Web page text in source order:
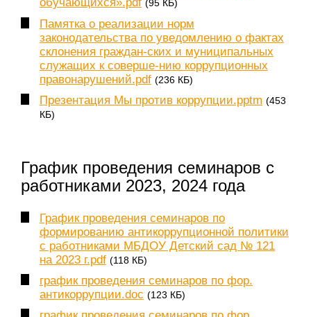
обучающихся».pdf (95 КБ)
Памятка о реализации норм
законодательства по уведомлению о фактах
склонения граждан-ских и муниципальных
служащих к соверше-нию коррупционных
правонарушений.pdf (236 КБ)
Презентация Мы против коррупции.pptm (453
КБ)
График проведения семинаров с
работниками 2023, 2024 года
График проведения семинаров по
формированию антикоррупционной политики
с работниками МБДОУ Детский сад № 121
на 2023 г.pdf (118 КБ)
график проведения семинаров по фор.
антикоррупции.doc (123 КБ)